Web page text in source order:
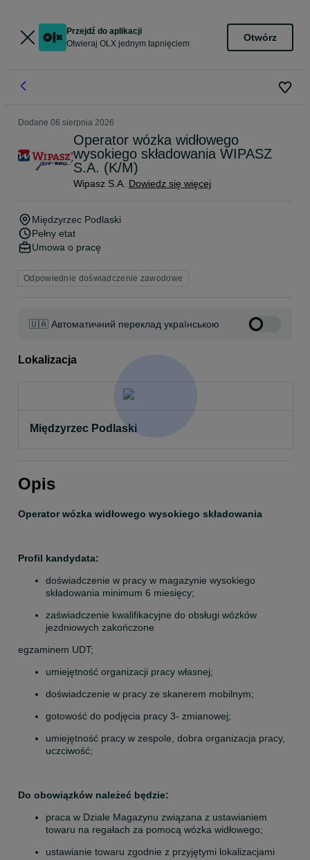
Przejdź do aplikacji
Otwieraj OLX jednym tapnięciem
Otwórz
Dodane 06 sierpnia 2026
Operator wózka widłowego
wysokiego składowania WIPASZ
S.A. (K/M)
Wipasz S.A. Dowiedz się więcej
Międzyrzec Podlaski
Pełny etat
Umowa o pracę
Odpowiednie doświadczenie zawodowe
🇺🇦 Автоматичний переклад українською
Lokalizacja
Międzyrzec Podlaski
Opis
Operator wózka widłowego wysokiego składowania
Profil kandydata:
doświadczenie w pracy w magazynie wysokiego
składowania minimum 6 miesięcy;
zaświadczenie kwalifikacyjne do obsługi wózków
jezdniowych zakończone
egzaminem UDT;
umiejętność organizacji pracy własnej;
doświadczenie w pracy ze skanerem mobilnym;
gotowość do podjęcia pracy 3- zmianowej;
umiejętność pracy w zespole, dobra organizacja pracy,
uczciwość;
Do obowiązków należeć będzie:
praca w Dziale Magazynu związana z ustawianiem
towaru na regałach za pomocą wózka widłowego;
ustawianie towaru zgodnie z przyjętymi lokalizacjami